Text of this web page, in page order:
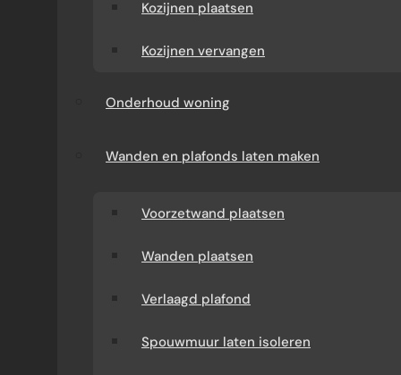
Kozijnen plaatsen
Kozijnen vervangen
Onderhoud woning
Wanden en plafonds laten maken
Voorzetwand plaatsen
Wanden plaatsen
Verlaagd plafond
Spouwmuur laten isoleren